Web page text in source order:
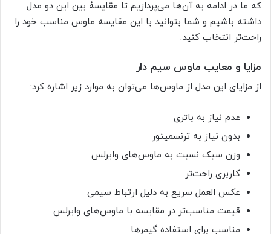
که ما در ادامه به آن‌ها می‌پردازیم تا مقایسۀ بین این دو مدل
داشته باشیم و شما بتوانید با این مقایسه ماوس مناسب خود را
راحت‌تر انتخاب کنید.
مزایا و معایب ماوس سیم دار
از مزایای این مدل از ماوس‌ها می‌توان به موارد زیر اشاره کرد:
عدم نیاز به باتری
بدون نیاز به ترنسمیتور
وزن سبک نسبت به ماوس‌های وایرلس
کاربری راحت‌تر
عکس العمل سریع به دلیل ارتباط سیمی
قیمت مناسب‌تر در مقایسه با ماوس‌های وایرلس
مناسب برای استفاده گیمرها